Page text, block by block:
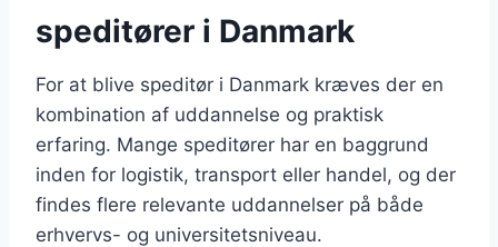
speditører i Danmark
For at blive speditør i Danmark kræves der en
kombination af uddannelse og praktisk
erfaring. Mange speditører har en baggrund
inden for logistik, transport eller handel, og der
findes flere relevante uddannelser på både
erhvervs- og universitetsniveau.